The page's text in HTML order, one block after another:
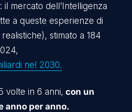
mercato dell’Intelligenza
a queste esperienze di
stimato a 184
nel 2030.
volte in 6 anni, con un
anno per anno.